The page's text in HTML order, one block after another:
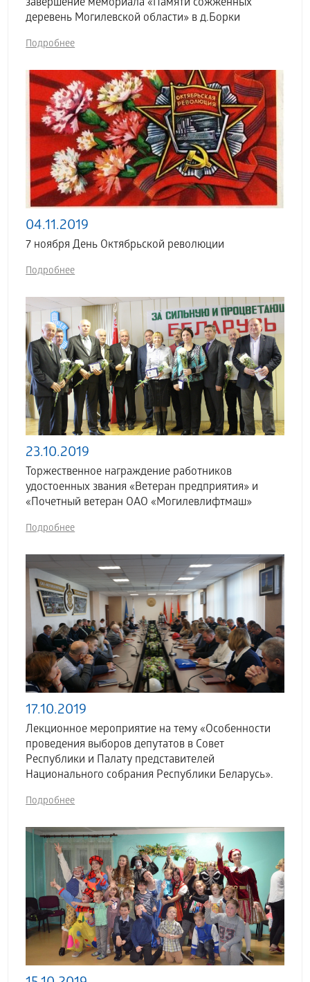
завершение мемориала «Памяти сожженных
деревень Могилевской области» в д.Борки
Подробнее
04.11.2019
7 ноября День Октябрьской революции
Подробнее
23.10.2019
Торжественное награждение работников
удостоенных звания «Ветеран предприятия» и
«Почетный ветеран ОАО «Могилевлифтмаш»
Подробнее
17.10.2019
Лекционное мероприятие на тему «Особенности
проведения выборов депутатов в Совет
Республики и Палату представителей
Национального собрания Республики Беларусь».
Подробнее